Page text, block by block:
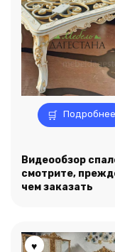
Подробнее
Видеообзор
смотрите,
чем заказать